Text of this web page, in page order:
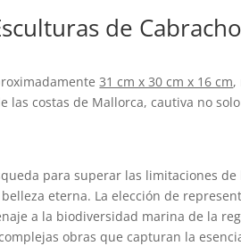
de
31 cm x 30 cm x 16 cm,
costas de Mallorca, cautiva no
para superar las limitaciones
eterna. La elección de
a la biodiversidad marina de la
obras que capturan la